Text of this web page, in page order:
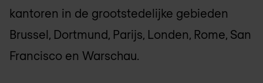
kantoren in de grootstedelijke gebieden
Brussel, Dortmund, Parijs, Londen, Rome, San
Francisco en Warschau.